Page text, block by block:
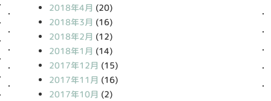
2018年4月 (20)
2018年3月 (16)
2018年2月 (12)
2018年1月 (14)
2017年12月 (15)
2017年11月 (16)
2017年10月 (2)